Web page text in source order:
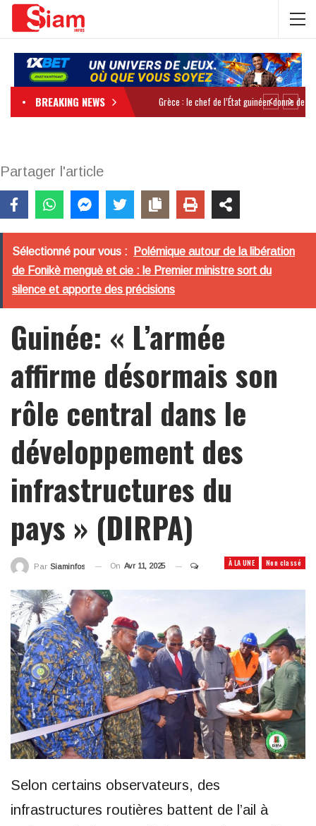
BREAKING NEWS
Partager l'article
Sélectionné pour vous :
Polémique autour de la libération
de Fonikè menguè et cie : le Premier ministre sort du
silence et apporte des précisions
Guinée: « L’armée
affirme désormais son
rôle central dans le
développement des
infrastructures du
pays » (DIRPA)
À LA UNE Non classé
Par Siaminfos On Avr 11, 2025
Selon certains observateurs, des
infrastructures routières battent de l’ail à